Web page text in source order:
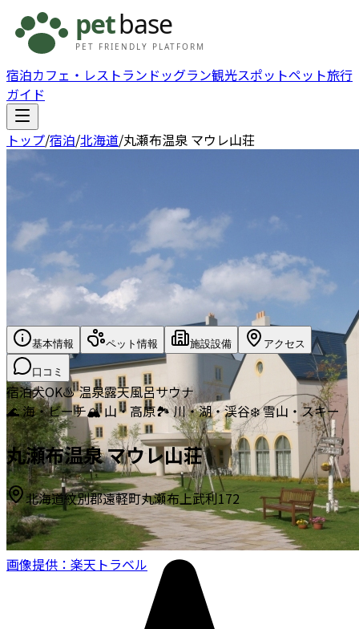
宿泊カフェ・レストラン ドッグラン観光スポットペット旅行
ガイド
トップ/宿泊/北海道/丸瀬布温泉 マウレ山荘
画像提供：楽天トラベル
基本情報 ペット情報 施設設備 アクセス
口コミ
宿泊犬OK♨️ 温泉露天風呂サウナ
🌊 海・ビーチ🏔️ 山・高原🏞️ 川・湖・渓谷❄️ 雪山・スキー
丸瀬布温泉 マウレ山荘
北海道紋別郡遠軽町丸瀬布上武利172